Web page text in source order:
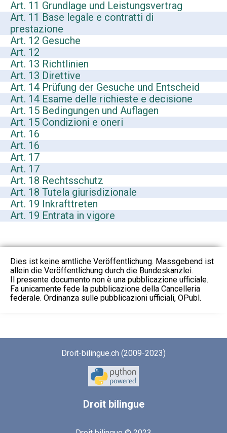
Art. 11 Grundlage und Leistungsvertrag
Art. 11 Base legale e contratti di
prestazione
Art. 12 Gesuche
Art. 12
Art. 13 Richtlinien
Art. 13 Direttive
Art. 14 Prüfung der Gesuche und Entscheid
Art. 14 Esame delle richieste e decisione
Art. 15 Bedingungen und Auflagen
Art. 15 Condizioni e oneri
Art. 16
Art. 16
Art. 17
Art. 17
Art. 18 Rechtsschutz
Art. 18 Tutela giurisdizionale
Art. 19 Inkrafttreten
Art. 19 Entrata in vigore
Dies ist keine amtliche Veröffentlichung. Massgebend ist
allein die Veröffentlichung durch die Bundeskanzlei.
Il presente documento non è una pubblicazione ufficiale.
Fa unicamente fede la pubblicazione della Cancelleria
federale. Ordinanza sulle pubblicazioni ufficiali, OPubl.
Droit-bilingue.ch (2009-2023)
Droitbilingue